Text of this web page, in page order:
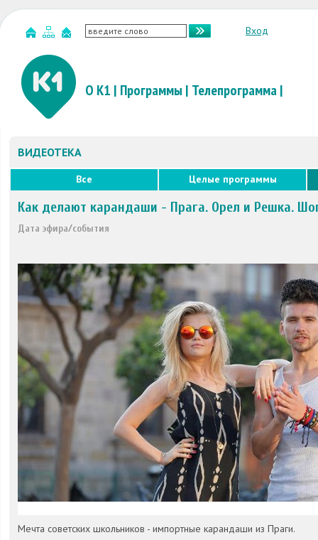
Вход
О К1 | Программы | Телепрограмма|
ВИДЕОТЕКА
Все Целые программы
Как делают карандаши - Прага. Орел и Решка.
Дата эфира/события
Мечта советских школьников - импортные карандаши из Праги.